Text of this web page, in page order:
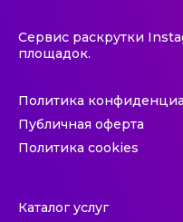
Сервис раскрутки
площадок.
Политика
Публичная оферта
Политика cookies
Каталог услуг